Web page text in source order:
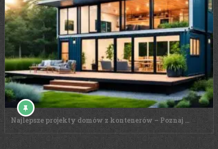
Najlepsze projekty domów z kontenerów – Poznaj …